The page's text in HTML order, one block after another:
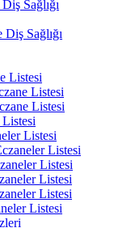
Sağlığı
Sağlığı
Listesi
Listesi
Listesi
Listesi
Listesi
Listesi
Listesi
Listesi
Listesi